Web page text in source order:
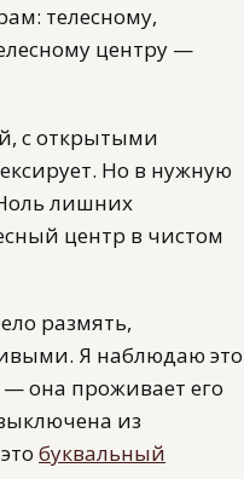
телесному,
центру —
с открытыми
Но в нужную
лишних
центр в чистом
размять,
Я наблюдаю это
она проживает его
из
буквальный